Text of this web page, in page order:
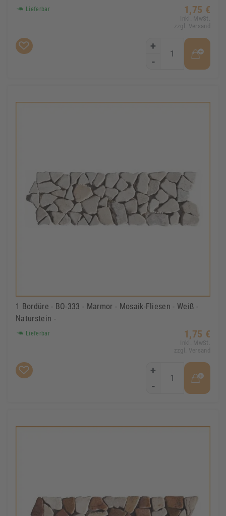
Lieferbar 1,75 €
Inkl. MwSt.
zzgl. Versand
+
-
1 Bordüre - BO-333 - Marmor - Mosaik-Fliesen - Weiß -
Naturstein -
Lieferbar 1,75 €
Inkl. MwSt.
zzgl. Versand
+
-